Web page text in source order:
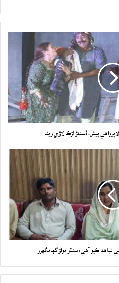
پيش، ڏسندڙ لڙڪ لاڙي ويٺا
تباهه ڪيو آهي: سنڌو نواز گهانگهرو